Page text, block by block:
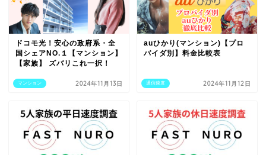
マンション
ドコモ光！安心の政府系・全
国シェアNO.１【マンション】
【家族】 ズバリこれ一択！
2024年11月13日 通信速度
auひかり(マンション)【プロ
バイダ別】料金比較表
2024年11月12日